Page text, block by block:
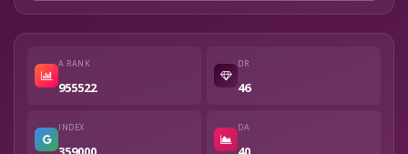
A.RANK
955522
DR
46
INDEX DA